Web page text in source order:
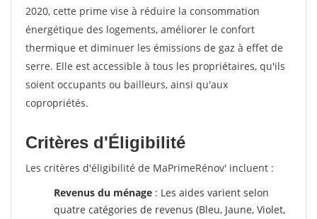
2020, cette prime vise à réduire la consommation
énergétique des logements, améliorer le confort
thermique et diminuer les émissions de gaz à effet de
serre. Elle est accessible à tous les propriétaires, qu'ils
soient occupants ou bailleurs, ainsi qu'aux
copropriétés.
Critères d'Éligibilité
Les critères d'éligibilité de MaPrimeRénov' incluent :
Revenus du ménage : Les aides varient selon
quatre catégories de revenus (Bleu, Jaune, Violet,